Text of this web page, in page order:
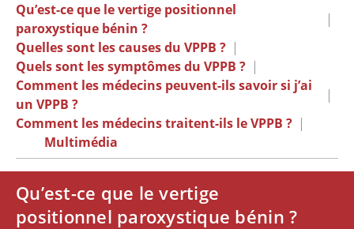
Qu’est-ce que le vertige positionnel
paroxystique bénin ?
|
Quelles sont les causes du VPPB ? |
Quels sont les symptômes du VPPB ? |
Comment les médecins peuvent-ils savoir si j’ai
un VPPB ?
|
Comment les médecins traitent-ils le VPPB ? |
Multimédia
Qu’est-ce que le vertige
positionnel paroxystique bénin ?